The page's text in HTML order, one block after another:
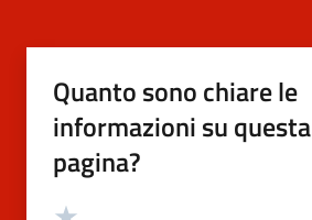
Quanto sono chiare le
informazioni su questa
pagina?
Valutazione